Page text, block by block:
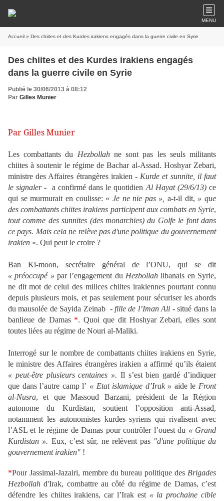
MENU
Accueil » Des chiites et des Kurdes irakiens engagés dans la guerre civile en Syrie
Des chiites et des Kurdes irakiens engagés
dans la guerre civile en Syrie
Publié le 30/06/2013 à 08:12
Par Gilles Munier
Par Gilles Munier
Les combattants du Hezbollahne sont pas les seuls militants
chiites à soutenir le régime de Bachar al-Assad. Hoshyar Zebari,
ministre des Affaires étrangères irakien - Kurde et sunnite, il faut
le signaler - a confirmé dans le quotidien Al Hayat (29/6/13)ce
qui se murmurait en coulisse: « Je ne nie pas », a-t-il dit, » que
des combattants chiites irakiens participent aux combats en Syrie,
tout comme des sunnites (des monarchies) du Golfe le font dans
ce pays. Mais cela ne relève pas d'une politique du gouvernement
irakien ». Qui peut le croire ?
Ban Ki-moon, secrétaire général de l’ONU, qui se dit
« préoccupé » par l’engagement du Hezbollah libanais en Syrie,
ne dit mot de celui des milices chiites irakiennes pourtant connu
depuis plusieurs mois, et pas seulement pour sécuriser les abords
du mausolée de Sayida Zeinab -fille de l’Iman Ali - situé dans la
banlieue de Damas *. Quoi que dit Hoshyar Zebari, elles sont
toutes liées au régime de Nouri al-Maliki.
Interrogé sur le nombre de combattants chiites irakiens en Syrie,
le ministre des Affaires étrangères irakien a affirmé qu’ils étaient
« peut-être plusieurs centaines ». Il s’est bien gardé d’indiquer
que dans l’autre camp l’ « Etat islamique d’Irak » aide le Front
al-Nusra, et que Massoud Barzani, président de la Région
autonome du Kurdistan, soutient l’opposition anti-Assad,
notamment les autonomistes kurdes syriens qui rivalisent avec
l’ASL et le régime de Damas pour contrôler l’ouest du « Grand
Kurdistan ». Eux, c’est sûr, ne relèvent pas "d'une politique du
gouvernement irakien" !
*Pour Jassimal-Jazairi, membre du bureau politique des Brigades
Hezbollah d'Irak, combattre au côté du régime de Damas, c’est
défendre les chiites irakiens, car l’Irak est « la prochaine cible